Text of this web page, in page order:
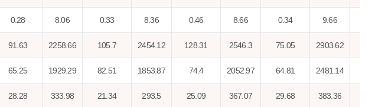
0.28 8.06 0.33 8.36 0.46 8.66 0.34 9.66
91.63 2258.66 105.7 2454.12 128.31 2546.3 75.05 2903.62
65.25 1929.29 82.51 1853.87 74.4 2052.97 64.81 2481.14
28.28 333.98 21.34 293.5 25.09 367.07 29.68 383.36